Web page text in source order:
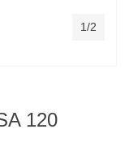
120
1/2